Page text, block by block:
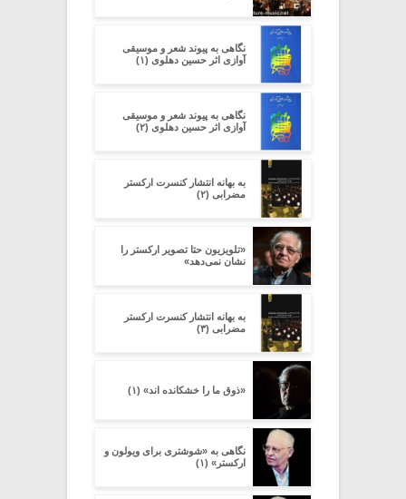
نگاهی به پیوند شعر و موسیقی
آوازی اثر حسین دهلوی (۱)
نگاهی به پیوند شعر و موسیقی
آوازی اثر حسین دهلوی (۲)
به بهانه انتشار کنسرت ارکستر
مضرابی (۲)
«تلویزیون حتا تصویر ارکستر را
نشان نمی‌دهد»
به بهانه انتشار کنسرت ارکستر
مضرابی (۳)
«ذوق ما را خشکانده اند» (۱)
نگاهی به «شوشتری برای ویولون و
ارکستر» (۱)